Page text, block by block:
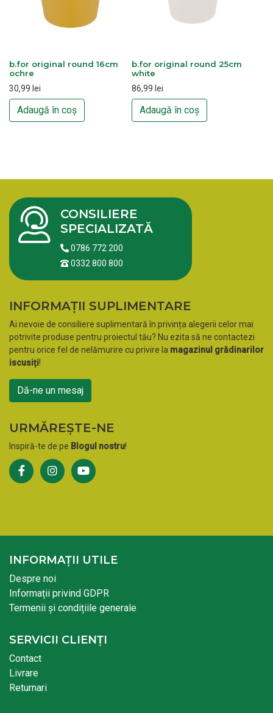
b.for original round 16cm
ochre
30,99 lei
Adaugă în coș
b.for original round 25cm
white
86,99 lei
Adaugă în coș
CONSILIERE
SPECIALIZATĂ
0786 772 200
0332 800 800
INFORMAȚII SUPLIMENTARE
Ai nevoie de consiliere suplimentară în privința alegerii celor mai
potrivite produse pentru proiectul tău? Nu ezita să ne contactezi
pentru orice fel de nelămurire cu privire la magazinul grădinarilor
iscusiți!
Dă-ne un mesaj
URMĂREȘTE-NE
Inspiră-te de pe Blogul nostru!
INFORMAȚII UTILE
Despre noi
Informații privind GDPR
Termenii și condițiile generale
SERVICII CLIENȚI
Contact
Livrare
Returnari